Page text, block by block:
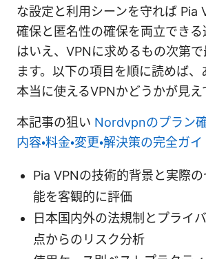
な設定と利用シーンを守れば Pia
確保と匿名性の確保を両立できる
はいえ、VPNに求めるもの次第
ます。以下の項目を順に読めば、
本当に使えるVPNかどうかが見え
本記事の狙い Nordvpnのプラン
内容・料金・変更・解決策の完全ガイ
Pia VPNの技術的背景と実際
能を客観的に評価
日本国内外の法規制とプライ
点からのリスク分析